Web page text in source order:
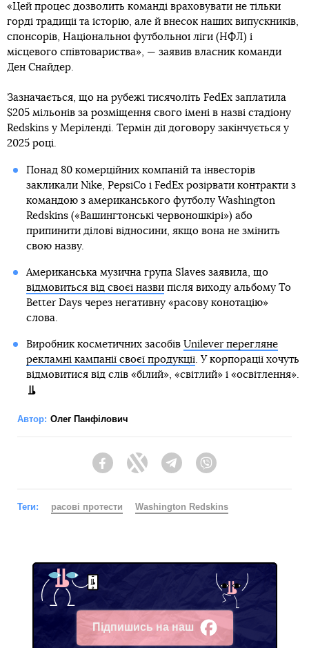
«Цей процес дозволить команді враховувати не тільки
горді традиції та історію, але й внесок наших випускників,
спонсорів, Національної футбольної ліги (НФЛ) і
місцевого співтовариства», — заявив власник команди
Ден Снайдер.
Зазначається, що на рубежі тисячоліть FedEx заплатила
$205 мільонів за розміщення свого імені в назві стадіону
Redskins у Меріленді. Термін дії договору закінчується у
2025 році.
Понад 80 комерційних компаній та інвесторів
закликали Nike, PepsiCo і FedEx розірвати контракти з
командою з американського футболу Washington
Redskins («Вашингтонські червоношкірі») або
припинити ділові відносини, якщо вона не змінить
свою назву.
Американська музична група Slaves заявила, що
відмовиться від своєї назвипісля виходу альбому To
Better Days через негативну «расову конотацію»
слова.
Виробник косметичних засобів Unilever перегляне
рекламні кампанії своєї продукції. У корпорації хочуть
відмовитися від слів «білий», «світлий» і «освітлення».
Автор: Олег Панфілович
FacebookTwitter Telegram
Теги: расові протести Washington Redskins
Підпишись на наш
Facebook